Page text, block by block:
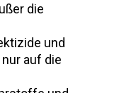
die
und
auf die